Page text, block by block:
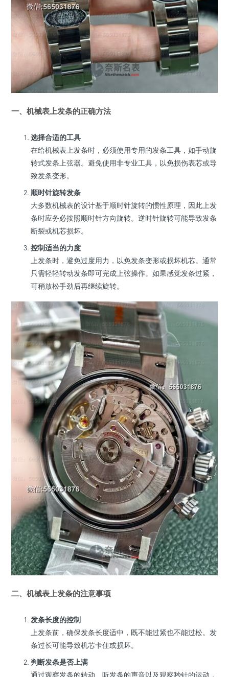
一、机械表上发条的正确方法
选择合适的工具
在给机械表上发条时，必须使用专用的发条工具，如手动旋
转式发条上弦器。避免使用非专业工具，以免损伤表芯或导
致发条变形。
顺时针旋转发条
大多数机械表的设计基于顺时针旋转的惯性原理，因此上发
条时应务必按照顺时针方向旋转。逆时针旋转可能导致发条
断裂或机芯损坏。
控制适当的力度
上发条时，避免过度用力，以免发条变形或损坏机芯。通常
只需轻轻转动发条即可完成上弦操作。如果感觉发条过紧，
可稍放松手劲后再继续旋转。
二、机械表上发条的注意事项
发条长度的控制
上发条前，确保发条长度适中，既不能过紧也不能过松。发
条过长可能导致机芯卡住或损坏。
判断发条是否上满
通过观察发条的转动、听发条的声音以及观察秒针的运动，